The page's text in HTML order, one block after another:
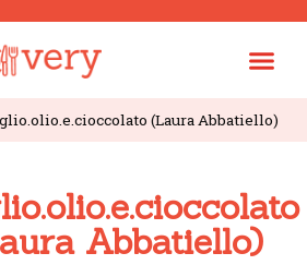
(Laura Abbatiello)
Abbatiello)